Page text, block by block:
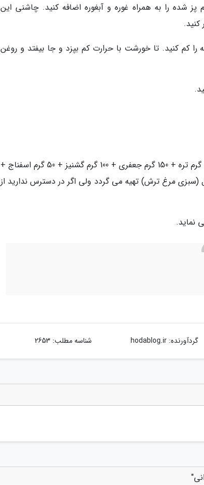
شده را به همراه غوره و آبغوره اضافه کنید. چاشنی این
کنید.
کم کنید. تا خورشت با حرارت کم بپزد و جا بیفتد و روغن
سبزی این خورشت همانند خورشت قورمه سبزی شامل (تره 150 گرم تره + 150 گرم جعفری + 100 گرم گشنیز + 50 گرم اسفناج +
(سبزی مرغ ترش) تهیه می گردد ولی اگر در دسترس ندارید از
نماید.
گردآورنده:hodablog.ir شناسه مطلب: 2653